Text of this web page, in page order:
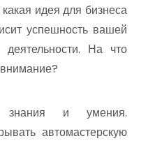
идея для бизнеса
успешность вашей
деятельности. На что
и умения.
автомастерскую